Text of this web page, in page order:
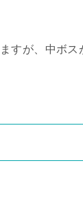
すが、中ボス